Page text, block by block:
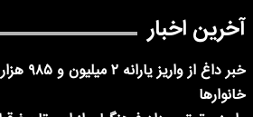
آخرین اخبار
خبر داغ
خانوارها